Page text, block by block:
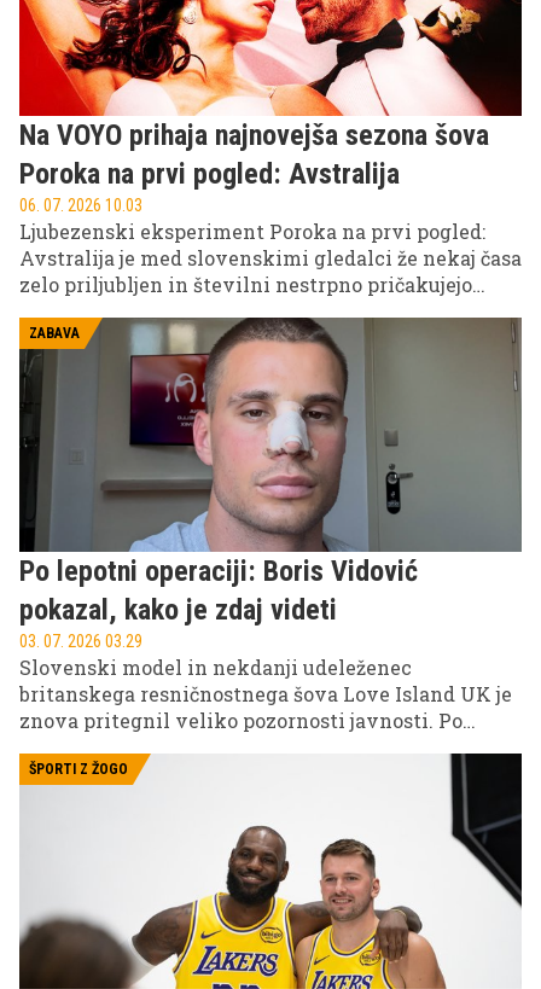
Na VOYO prihaja najnovejša sezona šova
Poroka na prvi pogled: Avstralija
06. 07. 2026 10.03
Ljubezenski eksperiment Poroka na prvi pogled:
Avstralija je med slovenskimi gledalci že nekaj časa
zelo priljubljen in številni nestrpno pričakujejo
novo sezono. Čakanja je konec! Na VOYO že jutri, 7.
julija, zvečer prihaja najnovejša, trinajsta sezona.
ZABAVA
Po lepotni operaciji: Boris Vidović
pokazal, kako je zdaj videti
03. 07. 2026 03.29
Slovenski model in nekdanji udeleženec
britanskega resničnostnega šova Love Island UK je
znova pritegnil veliko pozornosti javnosti. Po
nedavni operaciji nosu, o kateri je odkrito
spregovoril, je odpotoval v Barcelono, kjer uživa v
vzdušju španske metropole.
ŠPORTI Z ŽOGO